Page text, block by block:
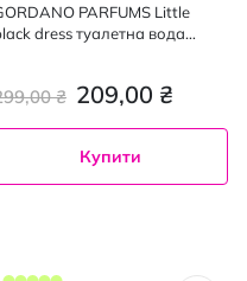
PARFUMS Little
dress туалетна вода
209,00 ₴
₴
Купити